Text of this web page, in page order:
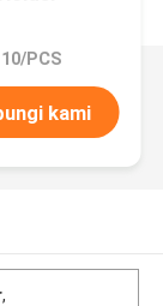
PCS
kami
,